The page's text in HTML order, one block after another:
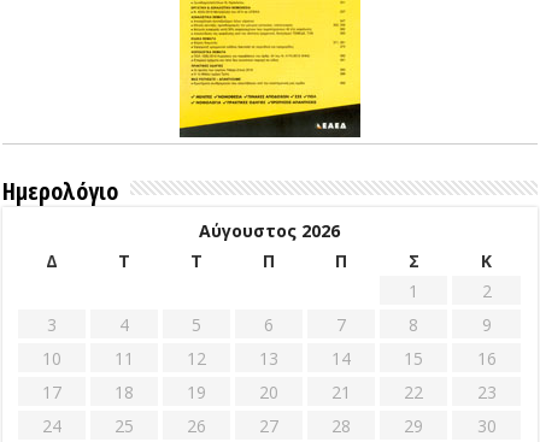
Ημερολόγιο
Αύγουστος 2026
Δ
Τ Τ Π Π Σ
Κ
1
2
3
4 5 6 7 8
9
10
11 12 13 14 15
16
17
18 19 20 21 22
23
24
25 26 27 28 29
30